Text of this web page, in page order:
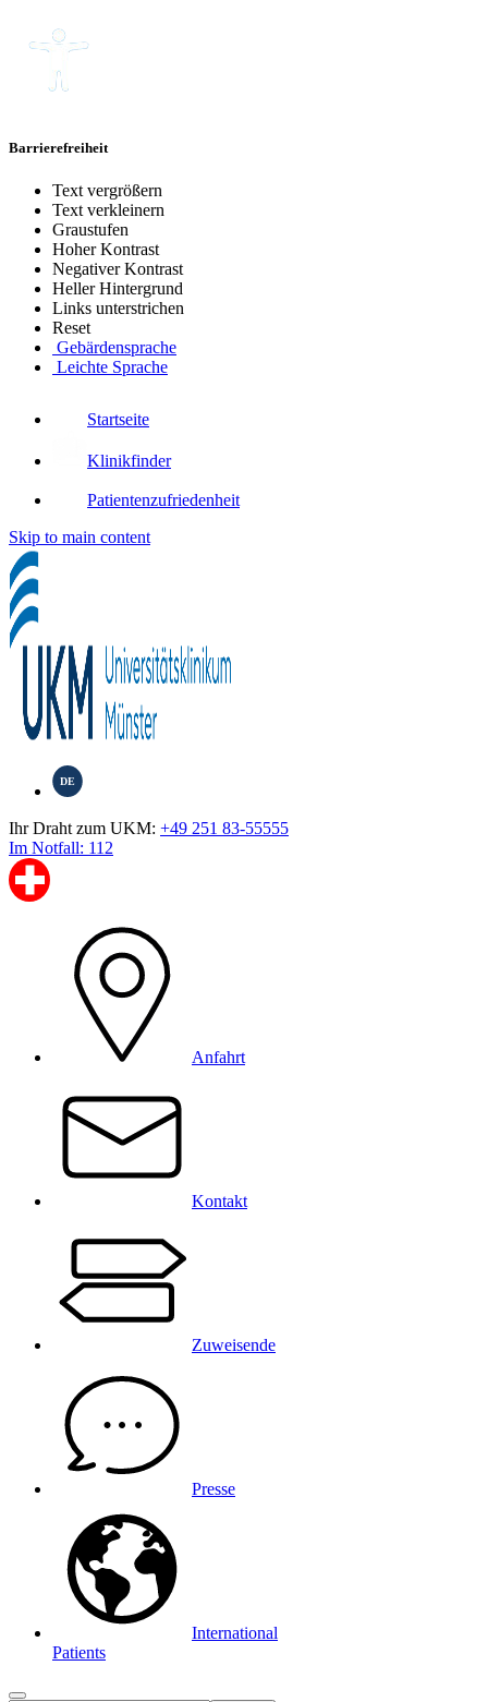
Barrierefreiheit
Text vergrößern
Text verkleinern
Graustufen
Hoher Kontrast
Negativer Kontrast
Heller Hintergrund
Links unterstrichen
Reset
Gebärdensprache
Leichte Sprache
Startseite
Klinikfinder
Patientenzufriedenheit
Skip to main content
DE
Ihr Draht zum UKM: +49 251 83-55555
Im Notfall: 112
Anfahrt
Kontakt
Zuweisende
Presse
International
Patients